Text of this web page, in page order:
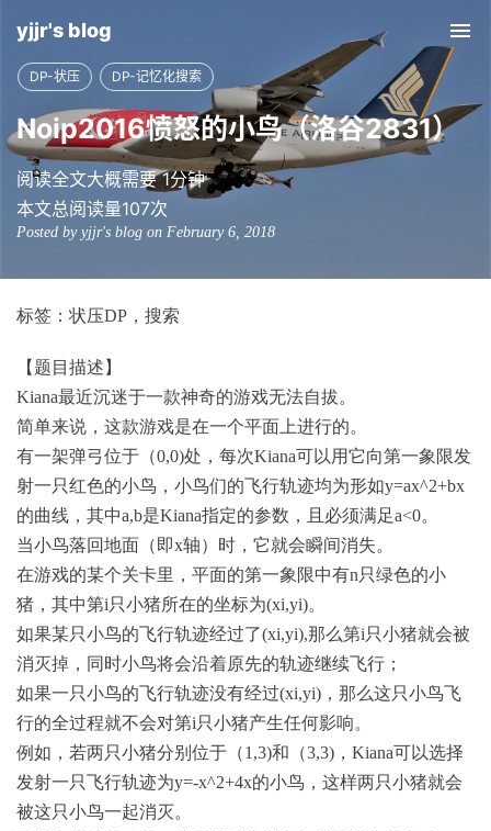
yjjr's blog
DP-状压 DP-记忆化搜索
Noip2016愤怒的小鸟（洛谷2831）
阅读全文大概需要 1分钟
本文总阅读量107次
Posted by yjjr's blog on February 6, 2018
标签：状压DP，搜索
【题目描述】
Kiana最近沉迷于一款神奇的游戏无法自拔。
简单来说，这款游戏是在一个平面上进行的。
有一架弹弓位于（0,0)处，每次Kiana可以用它向第一象限发
射一只红色的小鸟，小鸟们的飞行轨迹均为形如y=ax^2+bx
的曲线，其中a,b是Kiana指定的参数，且必须满足a<0。
当小鸟落回地面（即x轴）时，它就会瞬间消失。
在游戏的某个关卡里，平面的第一象限中有n只绿色的小
猪，其中第i只小猪所在的坐标为(xi,yi)。
如果某只小鸟的飞行轨迹经过了(xi,yi),那么第i只小猪就会被
消灭掉，同时小鸟将会沿着原先的轨迹继续飞行；
如果一只小鸟的飞行轨迹没有经过(xi,yi)，那么这只小鸟飞
行的全过程就不会对第i只小猪产生任何影响。
例如，若两只小猪分别位于（1,3)和（3,3)，Kiana可以选择
发射一只飞行轨迹为y=-x^2+4x的小鸟，这样两只小猪就会
被这只小鸟一起消灭。